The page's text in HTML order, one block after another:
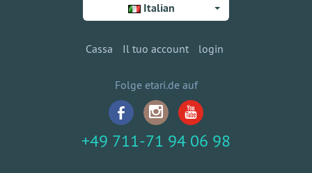
Italian
Cassa Il tuo account login
Folge etari.de auf
+49 711-71 94 06 98